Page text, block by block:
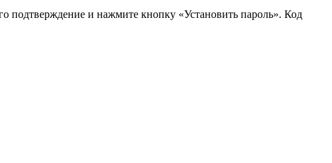
подтверждение и нажмите кнопку «Установить пароль». Код